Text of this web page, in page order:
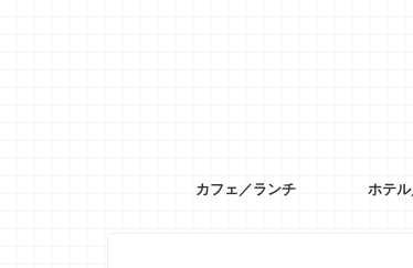
カフェ／ランチ ホテ